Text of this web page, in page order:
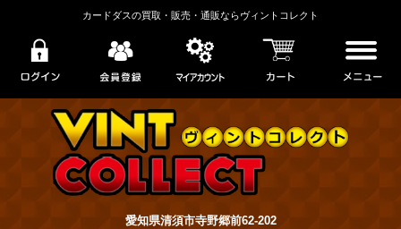
カードダスの買取・販売・通販ならヴィントコレクト
愛知県清須市寺野郷前62-202